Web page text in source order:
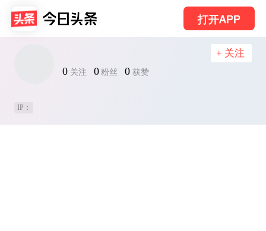
打开APP
0 关注 0 粉丝 0 获赞
+ 关注
IP：